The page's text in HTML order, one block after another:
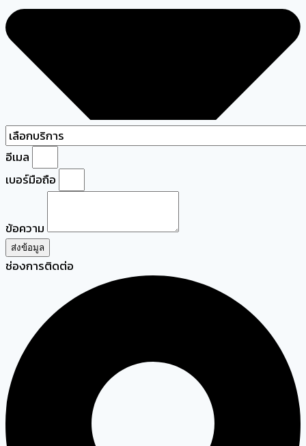
อีเมล
เบอร์มือถือ
ข้อความ
ส่งข้อมูล
ช่องการติดต่อ